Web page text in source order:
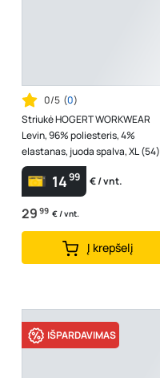
0/5 (0)
Striukė HOGERT WORKWEAR
Levin, 96% poliesteris, 4%
elastanas, juoda spalva, XL (54)
dydis
1499 € / vnt.
29 99 € / vnt.
Į krepšelį
IŠPARDAVIMAS